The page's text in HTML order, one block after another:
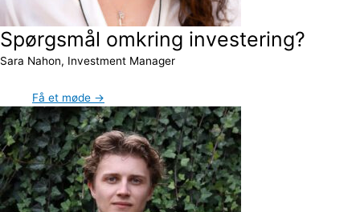
Spørgsmål omkring investering?
Sara Nahon, Investment Manager
Få et møde →